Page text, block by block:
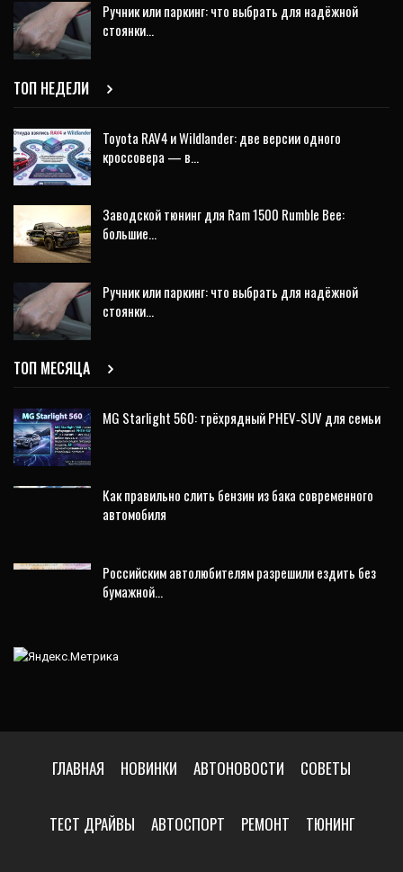
Ручник или паркинг: что выбрать для надёжной
стоянки…
ТОП НЕДЕЛИ
Toyota RAV4 и Wildlander: две версии одного
кроссовера — в…
Заводской тюнинг для Ram 1500 Rumble Bee:
большие…
Ручник или паркинг: что выбрать для надёжной
стоянки…
ТОП МЕСЯЦА
MG Starlight 560: трёхрядный PHEV‑SUV для семьи
Как правильно слить бензин из бака современного
автомобиля
Российским автолюбителям разрешили ездить без
бумажной…
ГЛАВНАЯ НОВИНКИ АВТОНОВОСТИ СОВЕТЫ
ТЕСТ ДРАЙВЫ АВТОСПОРТ РЕМОНТ ТЮНИНГ